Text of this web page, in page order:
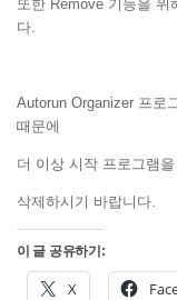
또한 Remove 기능을 위
다.
Autorun Organizer 프로
때문에
더 이상 시작 프로그램
삭제하시기 바랍니다.
이 글 공유하기:
X